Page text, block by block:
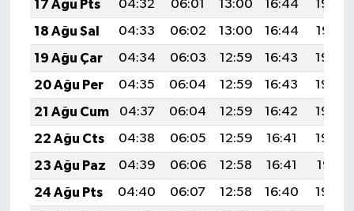
17 Ağu Pts
04:32 06:01 13:00 16:44
19:48
18 Ağu Sal
04:33 06:02 13:00 16:44
19:47
19 Ağu Çar
04:34 06:03 12:59 16:43
19:46
20 Ağu Per
04:35 06:04 12:59 16:43
19:45
21 Ağu Cum
04:37 06:04 12:59 16:42
19:43
22 Ağu Cts
04:38 06:05 12:59 16:41
19:42
23 Ağu Paz
04:39 06:06 12:58 16:41
19:41
24 Ağu Pts
04:40 06:07 12:58 16:40
19:39